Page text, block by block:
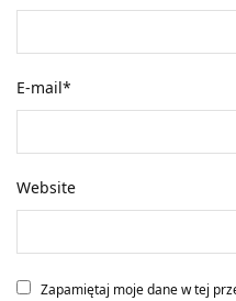
E-mail*
Website
Zapamiętaj moje dane w tej